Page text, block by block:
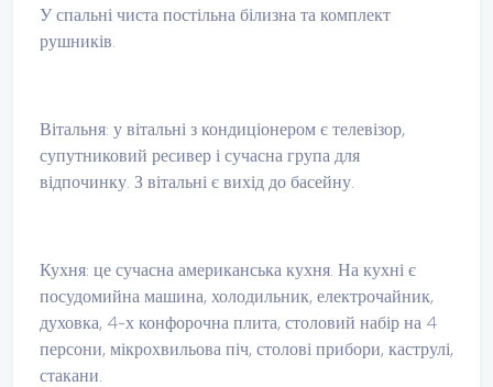
У спальні чиста постільна білизна та комплект
рушників.
Вітальня: у вітальні з кондиціонером є телевізор,
супутниковий ресивер і сучасна група для
відпочинку. З вітальні є вихід до басейну.
Кухня: це сучасна американська кухня. На кухні є
посудомийна машина, холодильник, електрочайник,
духовка, 4-х конфорочна плита, столовий набір на 4
персони, мікрохвильова піч, столові прибори, каструлі,
стакани.